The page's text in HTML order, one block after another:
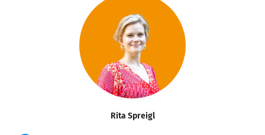
Rita Spreigl